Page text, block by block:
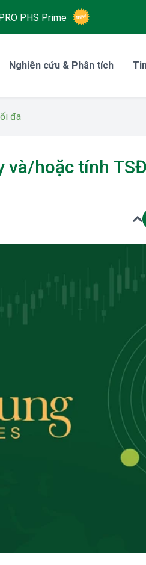
PHS Prime
Nghiên cứu & Phân tích
đa
và/hoặc tính